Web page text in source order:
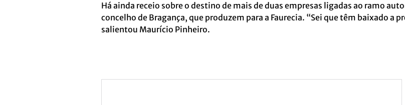
Há ainda receio sobre o destino de mais de duas empresas ligadas ao ramo
concelho de Bragança, que produzem para a Faurecia. “Sei que têm baixado a
salientou Maurício Pinheiro.